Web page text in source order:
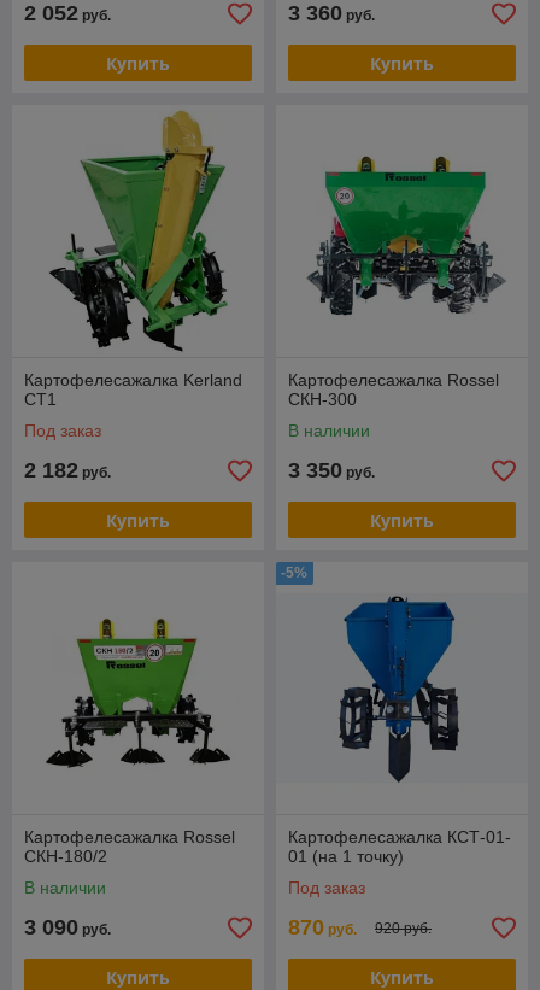
2 052 руб.
Купить
3 360 руб.
Купить
Картофелесажалка Kerland
CT1
Под заказ
2 182 руб.
Купить
Картофелесажалка Rossel
СКН-300
В наличии
3 350 руб.
Купить
Картофелесажалка Rossel
СКН-180/2
В наличии
3 090 руб.
Купить
-5%
Картофелесажалка КСТ-01-
01 (на 1 точку)
Под заказ
870 руб. 920 руб.
Купить